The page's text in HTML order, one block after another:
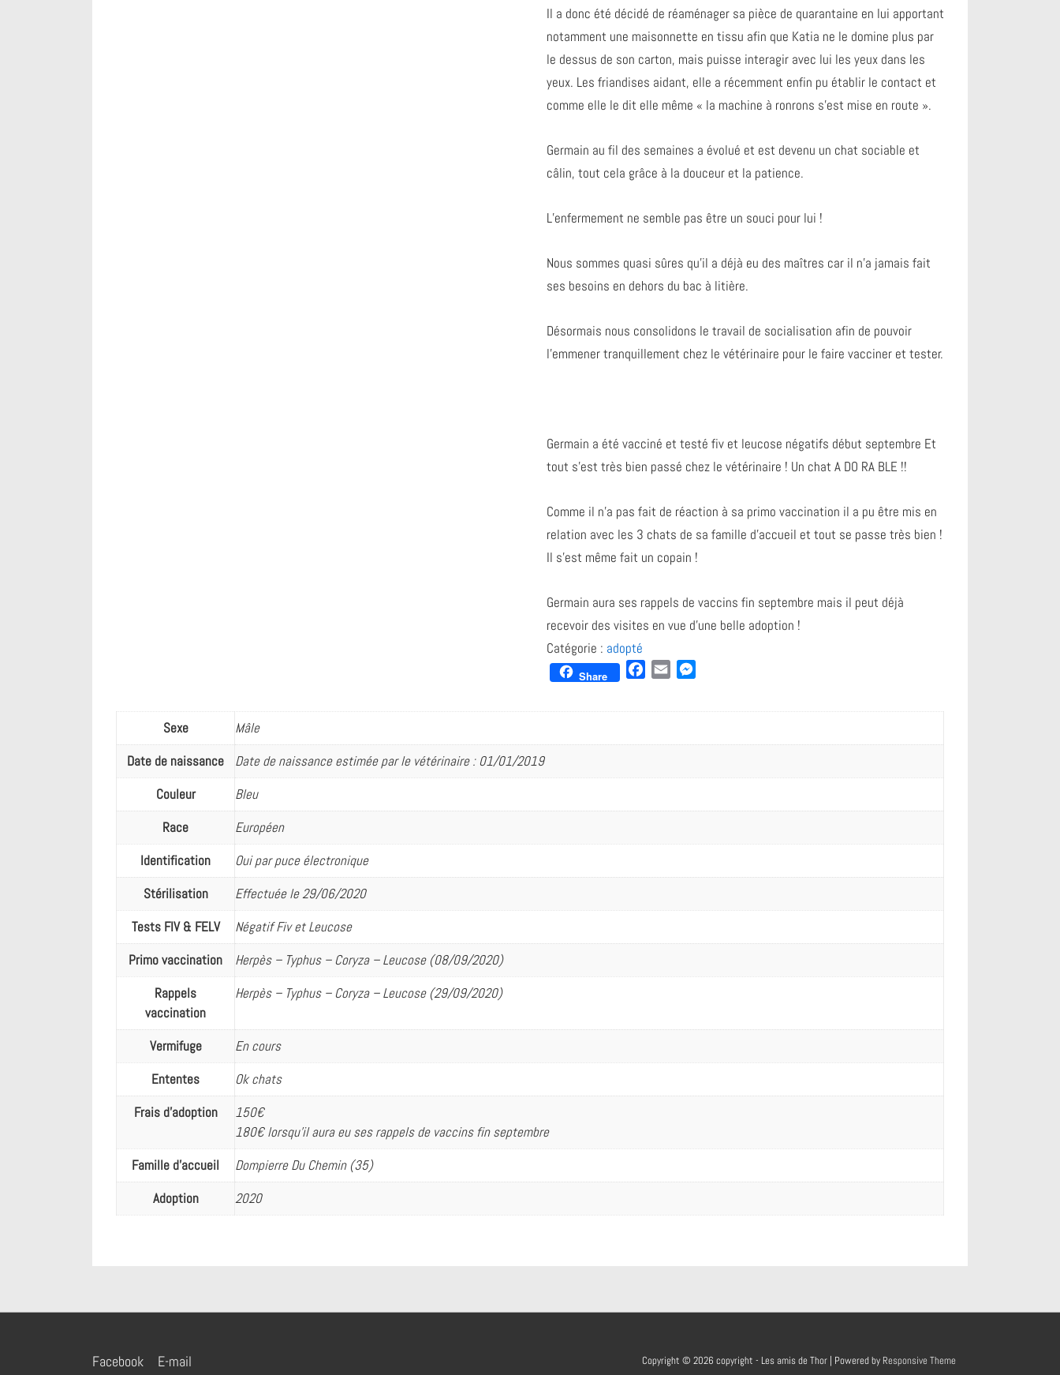
Il a donc été décidé de réaménager sa pièce de quarantaine en lui apportant
notamment une maisonnette en tissu afin que Katia ne le domine plus par
le dessus de son carton, mais puisse interagir avec lui les yeux dans les
yeux. Les friandises aidant, elle a récemment enfin pu établir le contact et
comme elle le dit elle même « la machine à ronrons s’est mise en route ».
Germain au fil des semaines a évolué et est devenu un chat sociable et
câlin, tout cela grâce à la douceur et la patience.
L’enfermement ne semble pas être un souci pour lui !
Nous sommes quasi sûres qu’il a déjà eu des maîtres car il n’a jamais fait
ses besoins en dehors du bac à litière.
Désormais nous consolidons le travail de socialisation afin de pouvoir
l’emmener tranquillement chez le vétérinaire pour le faire vacciner et tester.
Germain a été vacciné et testé fiv et leucose négatifs début septembre Et
tout s’est très bien passé chez le vétérinaire ! Un chat A DO RA BLE !!
Comme il n’a pas fait de réaction à sa primo vaccination il a pu être mis en
relation avec les 3 chats de sa famille d’accueil et tout se passe très bien !
Il s’est même fait un copain !
Germain aura ses rappels de vaccins fin septembre mais il peut déjà
recevoir des visites en vue d’une belle adoption !
Catégorie : adopté
Share
b
o
l
e
g
Sexe
Mâle
Date de naissance
Date de naissance estimée par le vétérinaire : 01/01/2019
Couleur
Bleu
Race
Européen
Identification
Oui par puce électronique
Stérilisation
Effectuée le 29/06/2020
Tests FIV & FELV
Négatif Fiv et Leucose
Primo vaccination
Herpès – Typhus – Coryza – Leucose (08/09/2020)
Rappels
vaccination
Herpès – Typhus – Coryza – Leucose (29/09/2020)
Vermifuge
En cours
Ententes
Ok chats
Frais d’adoption
150€
180€ lorsqu’il aura eu ses rappels de vaccins fin septembre
Famille d'accueil
Dompierre Du Chemin (35)
Adoption
2020
Menu
Facebook E-mail Copyright © 2026 copyright - Les amis de Thor | Powered by Responsive Theme